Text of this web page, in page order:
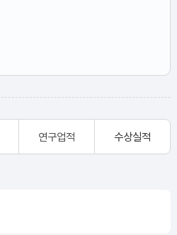
연구업적 수상실적